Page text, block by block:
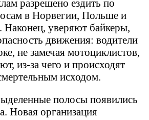
разрешено ездить по
в Норвегии, Польше и
Наконец, уверяют байкеры,
движения: водители
не замечая мотоциклистов,
из-за чего и происходят
исходом.
полосы появились
Новая организация